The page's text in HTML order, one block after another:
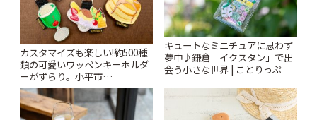
カスタマイズも楽しい!約500種
類の可愛いワッペンキーホルダ
ーがずらり。小平市
「Kimamaya T&K」 | ことりっ
ぷ
キュートなミニチュアに思わず
夢中♪鎌倉「イクスタン」で出
会う小さな世界 | ことりっぷ